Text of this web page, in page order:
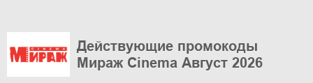
Действующие промокоды
Мираж Cinema Август 2026